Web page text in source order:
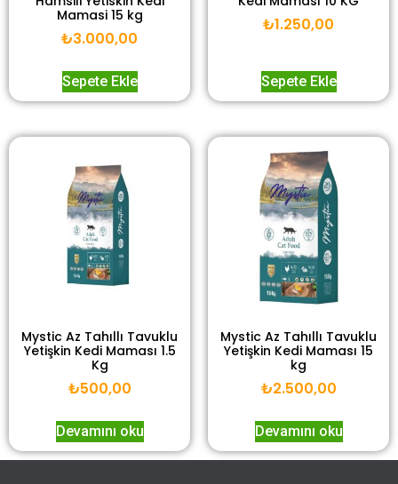
Mamasi 15 kg
₺3.000,00
Sepete Ekle
₺1.250,00
Sepete Ekle
Mystic Az Tahıllı Tavuklu
Yetişkin Kedi Maması 1.5
Kg
₺500,00
Devamını oku
Mystic Az Tahıllı Tavuklu
Yetişkin Kedi Maması 15
kg
₺2.500,00
Devamını oku